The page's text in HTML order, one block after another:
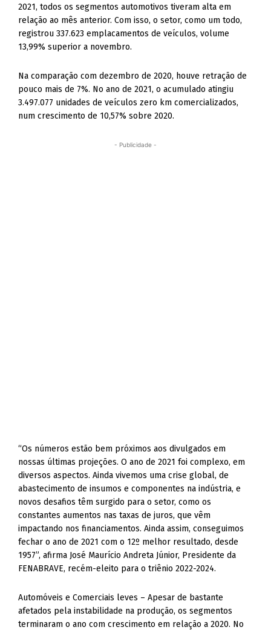
2021, todos os segmentos automotivos tiveram alta em
relação ao mês anterior. Com isso, o setor, como um todo,
registrou 337.623 emplacamentos de veículos, volume
13,99% superior a novembro.
Na comparação com dezembro de 2020, houve retração de
pouco mais de 7%. No ano de 2021, o acumulado atingiu
3.497.077 unidades de veículos zero km comercializados,
num crescimento de 10,57% sobre 2020.
- Publicidade -
“Os números estão bem próximos aos divulgados em
nossas últimas projeções. O ano de 2021 foi complexo, em
diversos aspectos. Ainda vivemos uma crise global, de
abastecimento de insumos e componentes na indústria, e
novos desafios têm surgido para o setor, como os
constantes aumentos nas taxas de juros, que vêm
impactando nos financiamentos. Ainda assim, conseguimos
fechar o ano de 2021 com o 12º melhor resultado, desde
1957”, afirma José Maurício Andreta Júnior, Presidente da
FENABRAVE, recém-eleito para o triênio 2022-2024.
Automóveis e Comerciais leves – Apesar de bastante
afetados pela instabilidade na produção, os segmentos
terminaram o ano com crescimento em relação a 2020. No